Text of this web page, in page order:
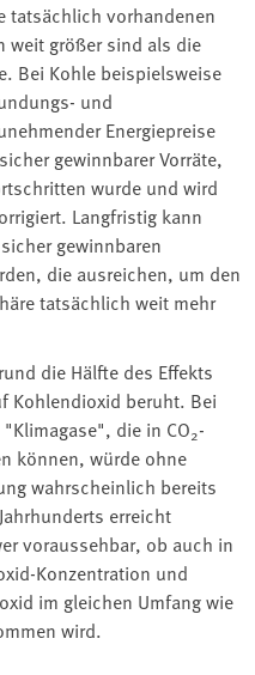
tatsächlich vorhandenen
weit größer sind als die
Bei Kohle beispielsweise
und
Energiepreise
gewinnbarer Vorräte,
wurde und wird
Langfristig kann
gewinnbaren
die ausreichen, um den
tatsächlich weit mehr
die Hälfte des Effekts
Kohlendioxid beruht. Bei
die in CO2-
können, würde ohne
wahrscheinlich bereits
erreicht
voraussehbar, ob auch in
Konzentration und
im gleichen Umfang wie
wird.